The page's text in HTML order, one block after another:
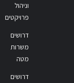
וניהול
פרויקטים
דרושים
משרות
מטה
דרושים